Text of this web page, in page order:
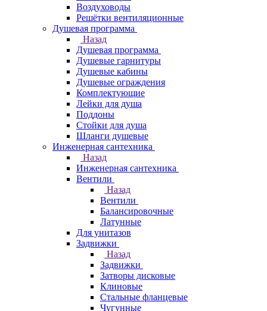
Воздуховоды
Решётки вентиляционные
Душевая программа
Назад
Душевая программа
Душевые гарнитуры
Душевые кабины
Душевые ограждения
Комплектующие
Лейки для душа
Поддоны
Стойки для душа
Шланги душевые
Инженерная сантехника
Назад
Инженерная сантехника
Вентили
Назад
Вентили
Балансировочные
Латунные
Для унитазов
Задвижки
Назад
Задвижки
Затворы дисковые
Клиновые
Стальные фланцевые
Чугунные